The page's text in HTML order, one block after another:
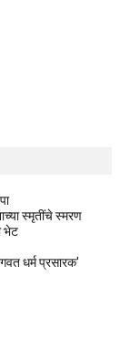
स्मृतींचे स्मरण
भेट
धर्म प्रसारक'